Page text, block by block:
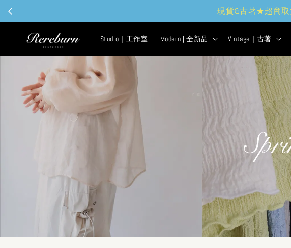
現貨&古著★超商取
Studio｜工作室 Modern | 全新品 Vintage｜古著